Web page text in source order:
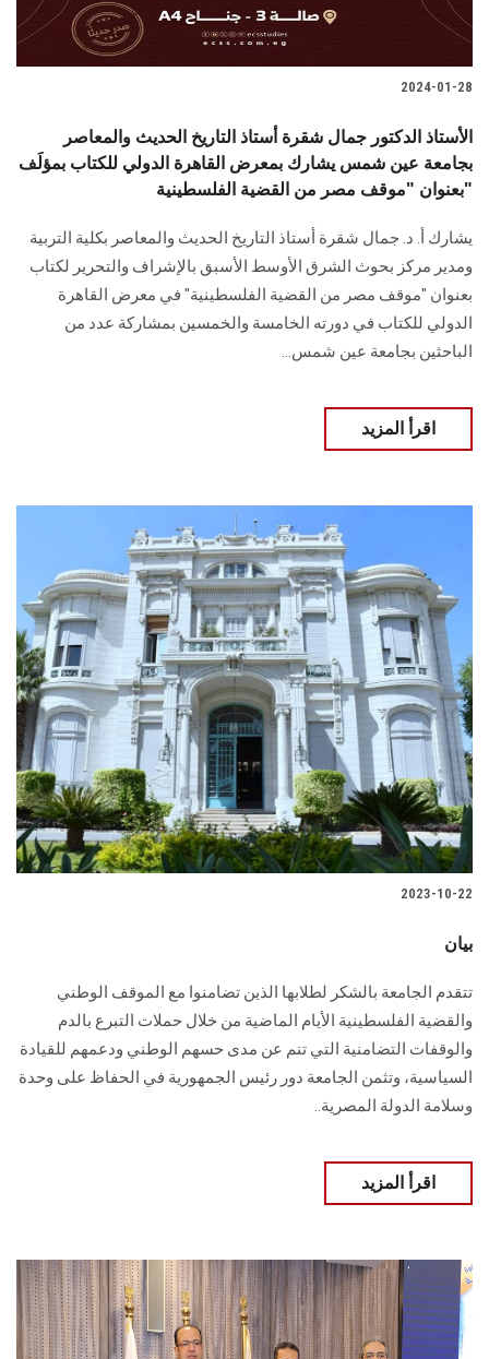
2024-01-28
الأستاذ الدكتور جمال شقرة أستاذ التاريخ الحديث والمعاصر
بجامعة عين شمس يشارك بمعرض القاهرة الدولي للكتاب بمؤلَف
بعنوان "موقف مصر من القضية الفلسطينية"
يشارك أ. د. جمال شقرة أستاذ التاريخ الحديث والمعاصر بكلية التربية
ومدير مركز بحوث ‏الشرق الأوسط الأسبق بالإشراف والتحرير لكتاب
بعنوان "موقف مصر ‏من القضية الفلسطينية" في معرض القاهرة
الدولي للكتاب في دورته الخامسة والخمسين ‏بمشاركة عدد من
الباحثين بجامعة عين شمس‎...
اقرأ المزيد
2023-10-22
بيان
تتقدم الجامعة بالشكر لطلابها الذين تضامنوا مع الموقف الوطني
والقضية الفلسطينية الأيام الماضية من خلال حملات التبرع بالدم
والوقفات التضامنية التي تنم عن مدى حسهم الوطني ودعمهم للقيادة
السياسية، وتثمن الجامعة دور رئيس الجمهورية في الحفاظ على وحدة
وسلامة الدولة المصرية..
اقرأ المزيد